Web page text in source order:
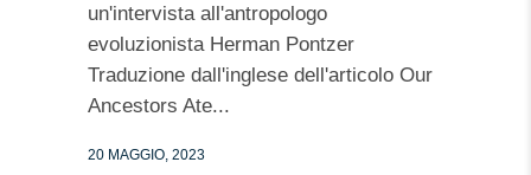
un'intervista all'antropologo
evoluzionista Herman Pontzer
Traduzione dall'inglese dell'articolo Our
Ancestors Ate...
20 MAGGIO, 2023